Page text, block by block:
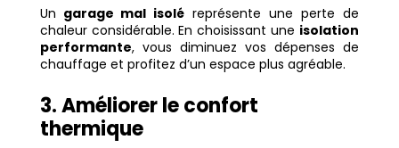
Un garage mal isoléreprésente une perte de
chaleur considérable. En choisissant une isolation
performante, vous diminuez vos dépenses de
chauffage et profitez d’un espace plus agréable.
3. Améliorer le confort
thermique